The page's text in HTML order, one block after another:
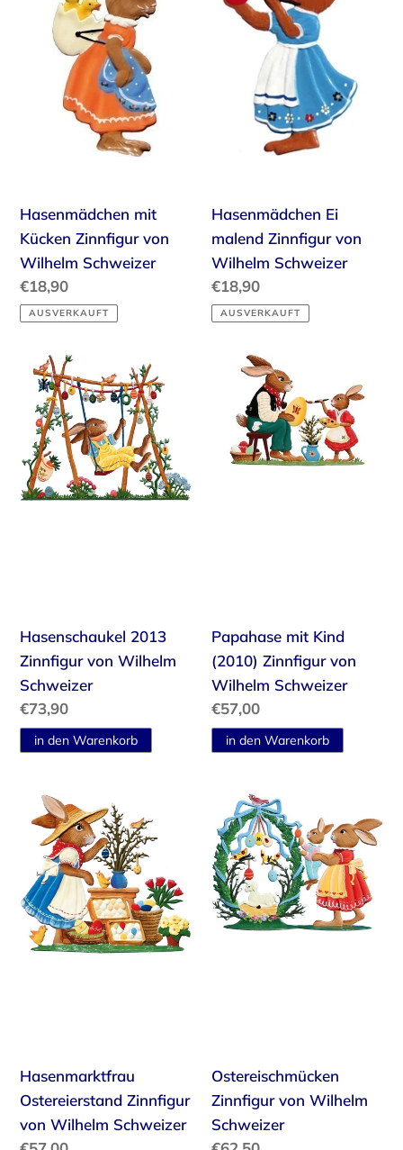
Zinnfigur
Wilhelm
Schweizer
Hasenmädchen mit
Kücken Zinnfigur von
Wilhelm Schweizer
Normaler
Preis
€18,90
AUSVERKAUFT
Zinnfigur
Wilhelm
Schweizer
Hasenmädchen Ei
malend Zinnfigur von
Wilhelm Schweizer
Normaler
Preis
€18,90
AUSVERKAUFT
Hasenschaukel
2013
Zinnfigur
von
Wilhelm
Schweizer
Hasenschaukel 2013
Zinnfigur von Wilhelm
Schweizer
Normaler
Preis
€73,90
Papahase
Kind
(2010)
Zinnfigur
Papahase mit Kind
(2010) Zinnfigur von
Wilhelm Schweizer
Normaler
Preis
€57,00
Hasenmarktfrau
Ostereierstand
Zinnfigur
von
Wilhelm
Schweizer
Hasenmarktfrau
Ostereierstand Zinnfigur
von Wilhelm Schweizer
Ostereischmücken
Zinnfigur
von
Wilhelm
Schweizer
Ostereischmücken
Zinnfigur von Wilhelm
Schweizer